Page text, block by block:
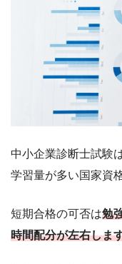
中小企業診断士試験
学習量が多い国家資
短期合格の可否は勉
時間配分が左右しま